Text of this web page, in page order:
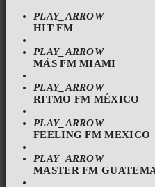
PLAY_ARROW
HIT FM
PLAY_ARROW
MÁS FM MIAMI
PLAY_ARROW
RITMO FM MÉXICO
PLAY_ARROW
FEELING FM MEXICO
PLAY_ARROW
MASTER FM